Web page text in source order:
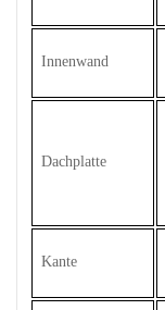
Innenwand
Dachplatte
Kante